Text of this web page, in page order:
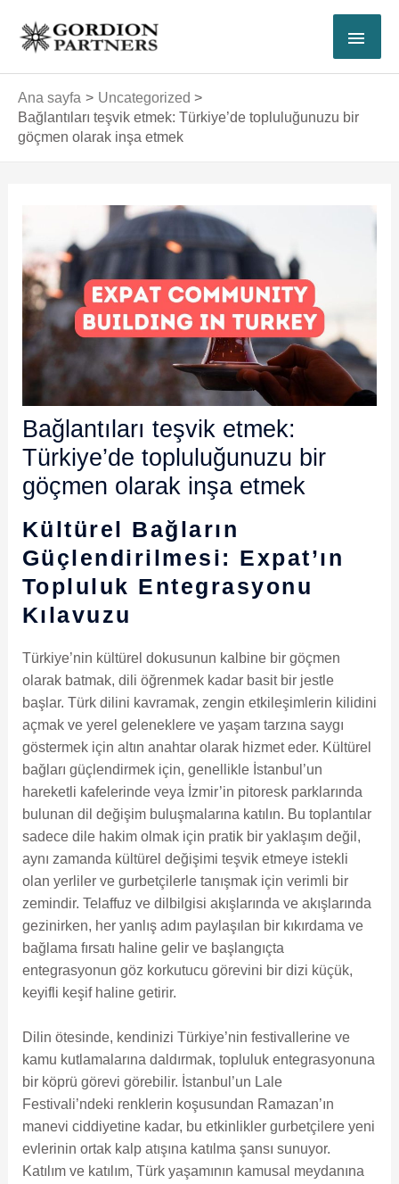
atla
ANA
Ana sayfa
Uncategorized
Bağlantıları teşvik etmek: Türkiye’de topluluğunuzu bir
göçmen olarak inşa etmek
Bağlantıları teşvik etmek:
Türkiye’de topluluğunuzu bir
göçmen olarak inşa etmek
Kültürel Bağların
Güçlendirilmesi: Expat’ın
Topluluk Entegrasyonu
Kılavuzu
Türkiye’nin kültürel dokusunun kalbine bir göçmen
olarak batmak, dili öğrenmek kadar basit bir jestle
başlar. Türk dilini kavramak, zengin etkileşimlerin kilidini
açmak ve yerel geleneklere ve yaşam tarzına saygı
göstermek için altın anahtar olarak hizmet eder. Kültürel
bağları güçlendirmek için, genellikle İstanbul’un
hareketli kafelerinde veya İzmir’in pitoresk parklarında
bulunan dil değişim buluşmalarına katılın. Bu toplantılar
sadece dile hakim olmak için pratik bir yaklaşım değil,
aynı zamanda kültürel değişimi teşvik etmeye istekli
olan yerliler ve gurbetçilerle tanışmak için verimli bir
zemindir. Telaffuz ve dilbilgisi akışlarında ve akışlarında
gezinirken, her yanlış adım paylaşılan bir kıkırdama ve
bağlama fırsatı haline gelir ve başlangıçta
entegrasyonun göz korkutucu görevini bir dizi küçük,
keyifli keşif haline getirir.
Dilin ötesinde, kendinizi Türkiye’nin festivallerine ve
kamu kutlamalarına daldırmak, topluluk entegrasyonuna
bir köprü görevi görebilir. İstanbul’un Lale
Festivali’ndeki renklerin koşusundan Ramazan’ın
manevi ciddiyetine kadar, bu etkinlikler gurbetçilere yeni
evlerinin ortak kalp atışına katılma şansı sunuyor.
Katılım ve katılım, Türk yaşamının kamusal meydanına